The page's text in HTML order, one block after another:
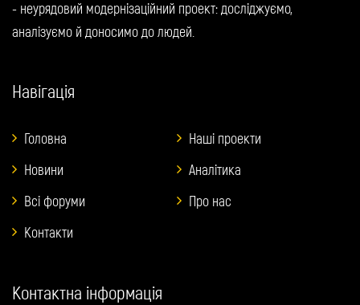
- неурядовий модернізаційний проект: досліджуємо,
аналізуємо й доносимо до людей.
Навігація
Головна
Наші проекти
Новини
Аналітика
Всі форуми
Про нас
Контакти
Контактна інформація